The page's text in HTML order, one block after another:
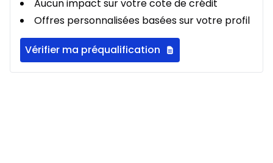
Aucun impact sur votre cote de crédit
Offres personnalisées basées sur votre profil
Vérifier ma préqualification